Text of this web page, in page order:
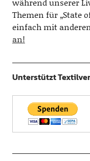
Themen für „State
einfach mit
an!
Unterstützt